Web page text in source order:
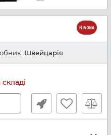
Швейцарія